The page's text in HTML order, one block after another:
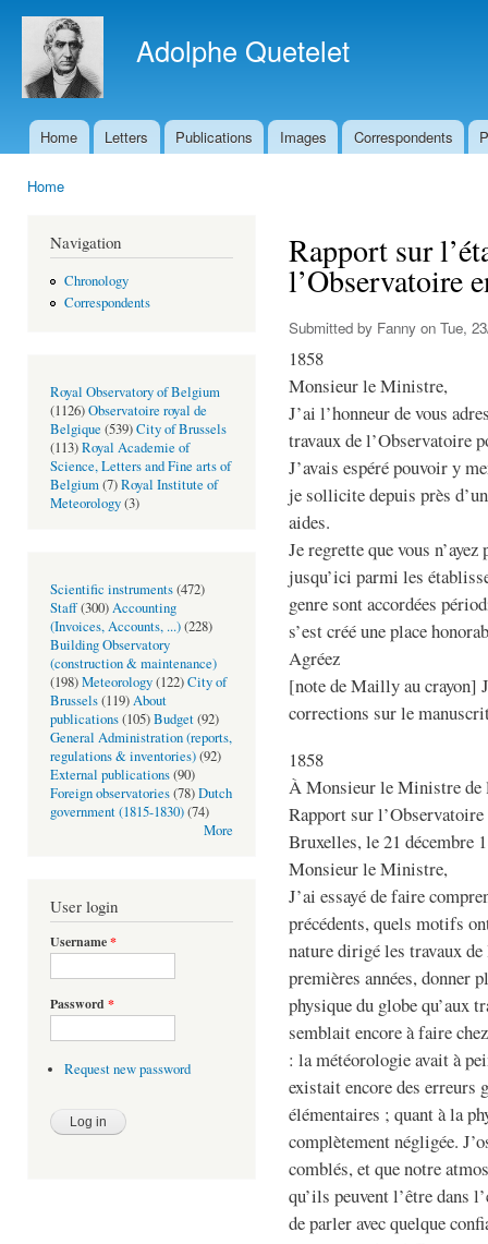
Adolphe Quetelet
Main menu
Home Letters Publications Images Correspondents
Home
Navigation
Chronology
Correspondents
Royal Observatory of Belgium
(1126)Observatoire royal de
Belgique (539)City of Brussels
(113)Royal Academie of
Science, Letters and Fine arts of
Belgium(7)Royal Institute of
Meteorology(3)
Scientific instruments(472)
Staff(300)Accounting
(Invoices, Accounts, ...)(228)
Building Observatory
(construction & maintenance)
(198)Meteorology(122)City of
Brussels(119)About
publications(105)Budget(92)
General Administration (reports,
regulations & inventories)(92)
External publications(90)
Foreign observatories(78)Dutch
government (1815-1830)(74)
More
User login
Username*
Password *
Request new password
Rapport sur
l’Observatoire
Submitted by Fanny on Tue,
1858
Monsieur le Ministre,
J’ai l’honneur de vous
travaux de l’Observatoire
J’avais espéré pouvoir y
je sollicite depuis près
aides.
Je regrette que vous
jusqu’ici parmi les
genre sont accordées
s’est créé une place
Agréez
[note de Mailly au crayon]
corrections sur le
1858
À Monsieur le Ministre
Rapport sur l’Observatoire
Bruxelles, le 21 décembre
Monsieur le Ministre,
J’ai essayé de faire
précédents, quels motifs
nature dirigé les travaux
premières années, donner
physique du globe qu’aux
semblait encore à faire
: la météorologie avait à
existait encore des erreurs
élémentaires ; quant à la
complètement négligée.
comblés, et que notre
qu’ils peuvent l’être dans
de parler avec quelque